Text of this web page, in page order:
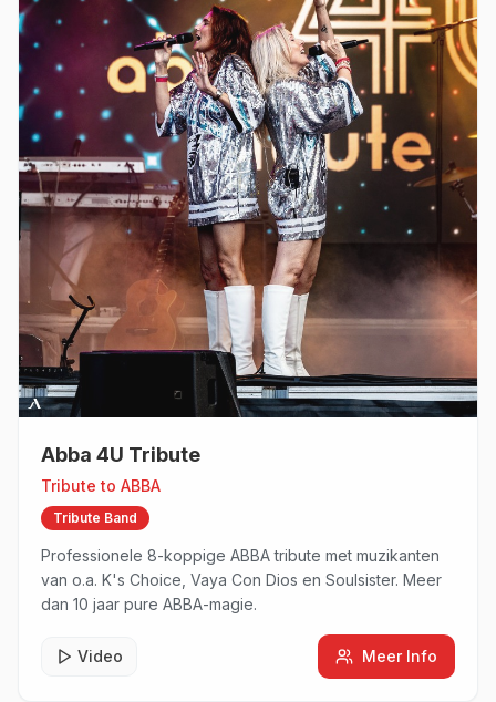
Abba 4U Tribute
Tribute to ABBA
Tribute Band
Professionele 8-koppige ABBA tribute met muzikanten
van o.a. K's Choice, Vaya Con Dios en Soulsister. Meer
dan 10 jaar pure ABBA-magie.
Video Meer Info